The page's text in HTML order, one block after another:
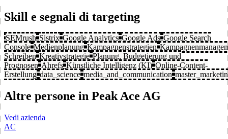
Skill e segnali di targeting
SEMrush Sistrix Google Analytics Google Ads Google Search
Console Medienplanung Kampagnenstrategien
Schreiben Kreativstrategie Planung, Budgetierung und
Prognosen Ahrefs Künstliche Intelligenz (KI) Online-Content-
Erstellung data_science media_and_communication
Altre persone in Peak Ace AG
Vedi azienda
AC